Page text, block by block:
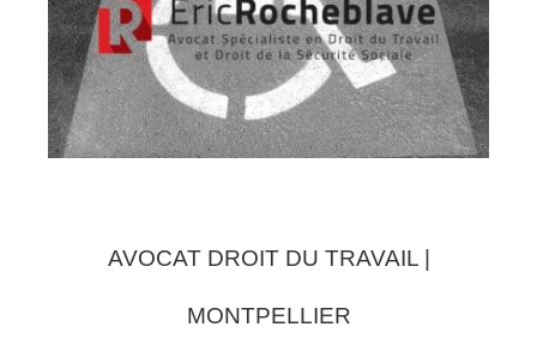
AVOCAT DROIT DU TRAVAIL |
MONTPELLIER